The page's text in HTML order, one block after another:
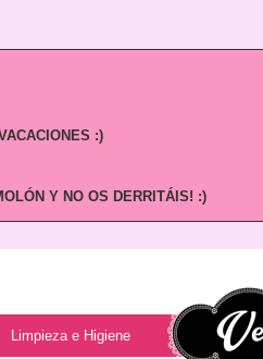
:)
Y NO OS DERRITÁIS! :)
Limpieza e Higiene